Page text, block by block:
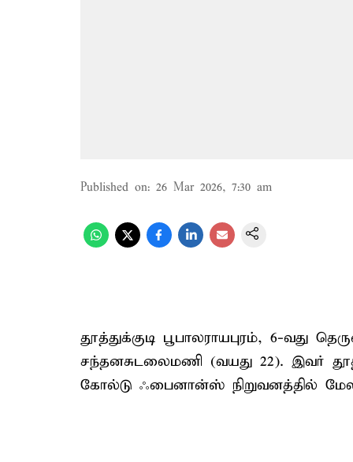
Published on: 26 Mar 2026, 7:30 am
தூத்துக்குடி பூபாலராயபுரம், 6-
சந்தனசுடலைமணி (வயது 22). இவர்
கோல்டு ஃபைனான்ஸ் நிறுவனத்தில்